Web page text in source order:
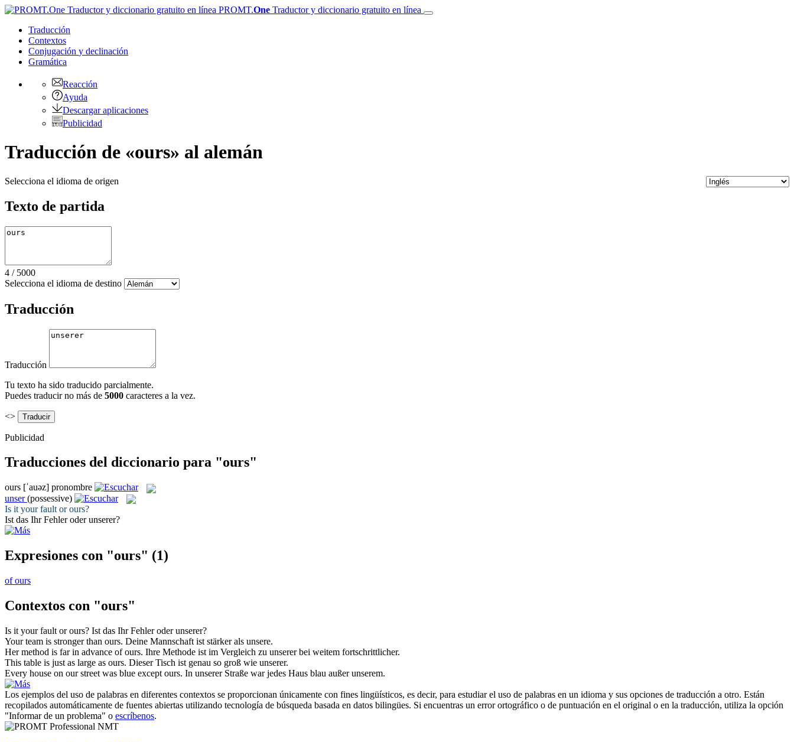
PROMT.One Traductor y diccionario gratuito en línea
Traducción
Contextos
Conjugación y declinación
Gramática
Reacción
Ayuda
Descargar aplicaciones
Publicidad
Traducción de «ours» al alemán
Selecciona el idioma de origen
Texto de partida
4 / 5000
Selecciona el idioma de destino
Traducción
Traducción
Tu texto ha sido traducido parcialmente.
Puedes traducir no más de 5000 caracteres a la vez.
<>
Publicidad
Traducciones del diccionario para "ours"
ours [ˈauəz] pronombre
unser (possessive)
Is it your fault orours?
Ist das Ihr Fehler oderunserer?
Expresiones con "ours" (1)
of ours
Contextos con "ours"
Is it your fault orours? Ist das Ihr Fehler oderunserer?
Your team is stronger than ours. Deine Mannschaft ist stärker als unsere.
Her method is far in advance ofours. Ihre Methode ist im Vergleich zu unsererbei weitem fortschrittlicher.
This table is just as large as ours. Dieser Tisch ist genau so groß wie unserer.
Every house on our street was blue except ours. In unserer Straße war jedes Haus blau außerunserem.
Los ejemplos del uso de palabras en diferentes contextos se proporcionan únicamente con fines lingüísticos, es decir, para estudiar el uso de palabras en un idioma y sus opciones de traducción a otro. Están
recopilados automáticamente de fuentes abiertas utilizando tecnología de búsqueda basada en datos bilingües. Si encuentras un error ortográfico o de puntuación en el original o en la traducción, utiliza la opción
"Informar de un problema" o escríbenos.